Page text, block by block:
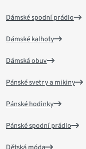
Dámské spodní prádlo
Dámské kalhoty
Dámská obuv
Pánské svetry a mikiny
Pánské hodinky
Pánské spodní prádlo
Dětská móda